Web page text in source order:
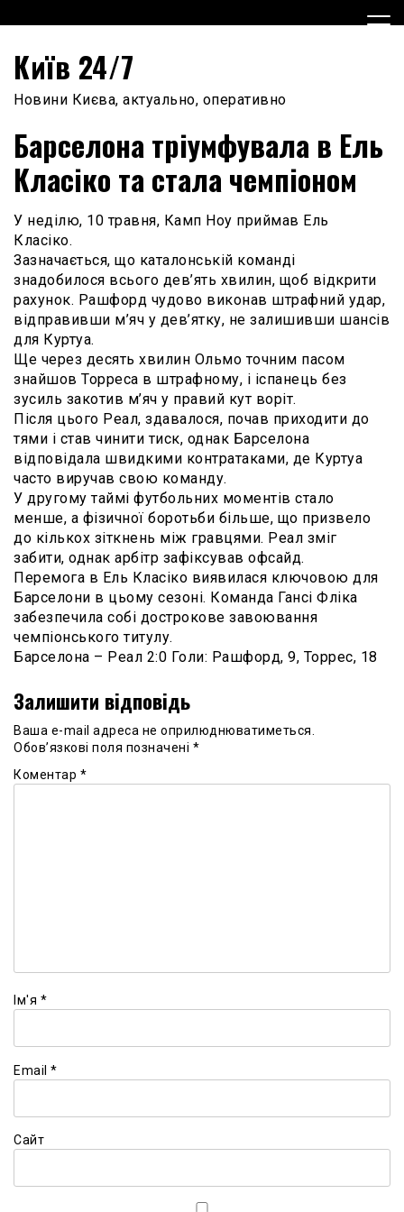
to
Київ 24/7
Новини Києва, актуально, оперативно
Барселона тріумфувала в Ель
Класіко та стала чемпіоном
У неділю, 10 травня, Камп Ноу приймав Ель
Класіко.
Зазначається, що каталонській команді
знадобилося всього дев’ять хвилин, щоб відкрити
рахунок. Рашфорд чудово виконав штрафний удар,
відправивши м’яч у дев’ятку, не залишивши шансів
для Куртуа.
Ще через десять хвилин Ольмо точним пасом
знайшов Торреса в штрафному, і іспанець без
зусиль закотив м’яч у правий кут воріт.
Після цього Реал, здавалося, почав приходити до
тями і став чинити тиск, однак Барселона
відповідала швидкими контратаками, де Куртуа
часто виручав свою команду.
У другому таймі футбольних моментів стало
менше, а фізичної боротьби більше, що призвело
до кількох зіткнень між гравцями. Реал зміг
забити, однак арбітр зафіксував офсайд.
Перемога в Ель Класіко виявилася ключовою для
Барселони в цьому сезоні. Команда Гансі Фліка
забезпечила собі дострокове завоювання
чемпіонського титулу.
Барселона – Реал 2:0 Голи: Рашфорд, 9, Торрес, 18
Залишити відповідь
Ваша e-mail адреса не оприлюднюватиметься.
Обов’язкові поля позначені *
Коментар *
Ім'я *
Email *
Сайт